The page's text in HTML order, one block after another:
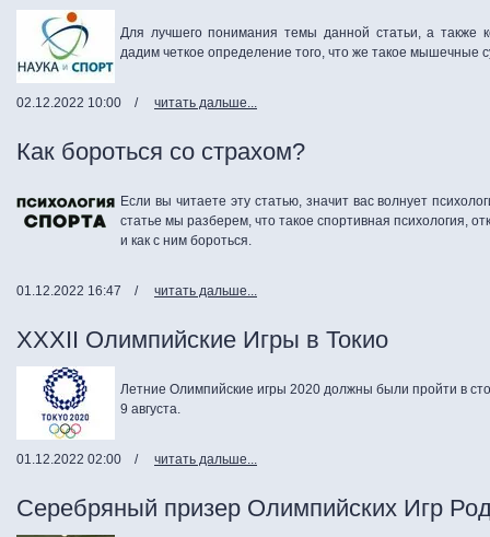
Для лучшего понимания темы данной статьи, а также
дадим четкое определение того, что же такое мышечные
02.12.2022 10:00 / читать дальше...
Как бороться со страхом?
Если вы читаете эту статью, значит вас волнует
статье мы разберем, что такое спортивная психология,
и как с ним бороться.
01.12.2022 16:47 / читать дальше...
XXXII Олимпийские Игры в Токио
Летние Олимпийские игры 2020 должны были пройти в
9 августа.
01.12.2022 02:00 / читать дальше...
Серебряный призер Олимпийских Игр